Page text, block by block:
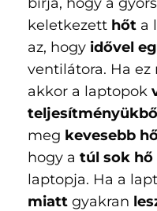
keletkezett hőt a
az, hogy idővel
ventilátora. Ha
akkor a laptopok
meg kevesebb
hogy a túl sok hő
laptopja. Ha a
miatt gyakran